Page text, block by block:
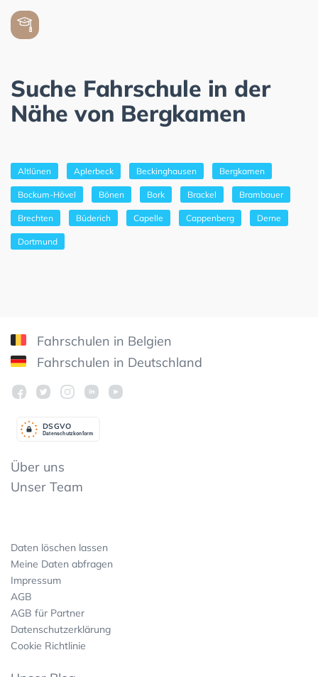
Suche Fahrschule in der
Nähe von Bergkamen
Altlünen Aplerbeck Beckinghausen Bergkamen
Bockum-Hövel Bönen Bork Brackel Brambauer
Brechten Büderich Capelle Cappenberg Derne
Dortmund
Fahrschulen in Belgien
Fahrschulen in Deutschland
Datenschutzkonform
DSGVO
Über uns
Unser Team
Daten löschen lassen
Meine Daten abfragen
Impressum
AGB
AGB für Partner
Datenschutzerklärung
Cookie Richtlinie